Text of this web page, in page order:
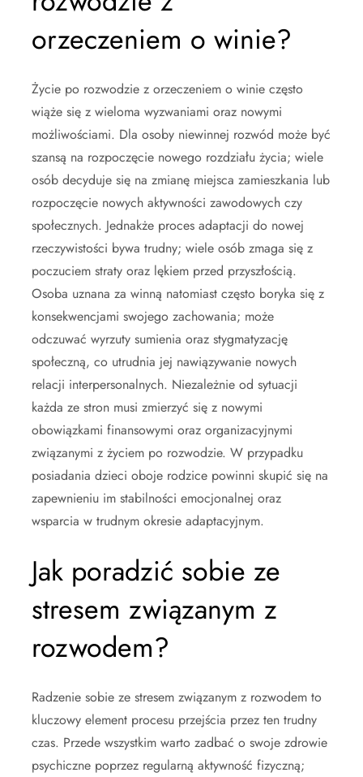
orzeczeniem o winie?
Życie po rozwodzie z orzeczeniem o winie często
wiąże się z wieloma wyzwaniami oraz nowymi
możliwościami. Dla osoby niewinnej rozwód może być
szansą na rozpoczęcie nowego rozdziału życia; wiele
osób decyduje się na zmianę miejsca zamieszkania lub
rozpoczęcie nowych aktywności zawodowych czy
społecznych. Jednakże proces adaptacji do nowej
rzeczywistości bywa trudny; wiele osób zmaga się z
poczuciem straty oraz lękiem przed przyszłością.
Osoba uznana za winną natomiast często boryka się z
konsekwencjami swojego zachowania; może
odczuwać wyrzuty sumienia oraz stygmatyzację
społeczną, co utrudnia jej nawiązywanie nowych
relacji interpersonalnych. Niezależnie od sytuacji
każda ze stron musi zmierzyć się z nowymi
obowiązkami finansowymi oraz organizacyjnymi
związanymi z życiem po rozwodzie. W przypadku
posiadania dzieci oboje rodzice powinni skupić się na
zapewnieniu im stabilności emocjonalnej oraz
wsparcia w trudnym okresie adaptacyjnym.
Jak poradzić sobie ze
stresem związanym z
rozwodem?
Radzenie sobie ze stresem związanym z rozwodem to
kluczowy element procesu przejścia przez ten trudny
czas. Przede wszystkim warto zadbać o swoje zdrowie
psychiczne poprzez regularną aktywność fizyczną;